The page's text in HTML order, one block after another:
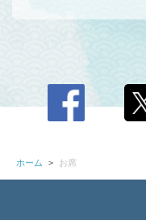
ホーム お席